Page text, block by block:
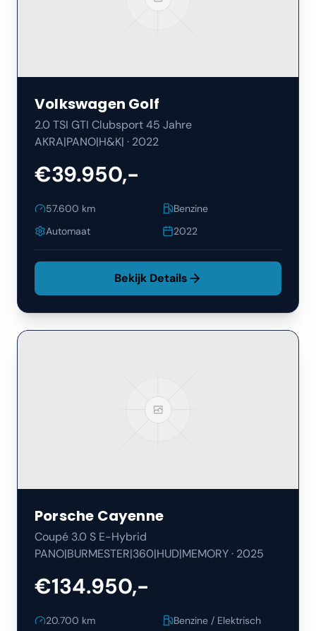
Volkswagen Golf
2.0 TSI GTI Clubsport 45 Jahre
AKRA|PANO|H&K| · 2022
€39.950,-
57.600 km
Benzine
Automaat
2022
Bekijk Details
Porsche Cayenne
Coupé 3.0 S E-Hybrid
PANO|BURMESTER|360|HUD|MEMORY· 2025
€134.950,-
20.700 km Benzine / Elektrisch